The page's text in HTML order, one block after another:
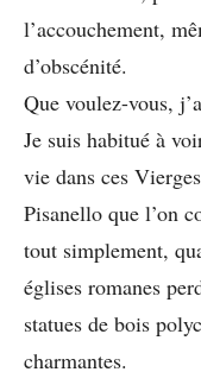
l’accouchement,
d’obscénité.
Que voulez-vous,
Je suis habitué à
vie dans ces
Pisanello que l’on
tout simplement,
églises romanes
statues de bois
charmantes.